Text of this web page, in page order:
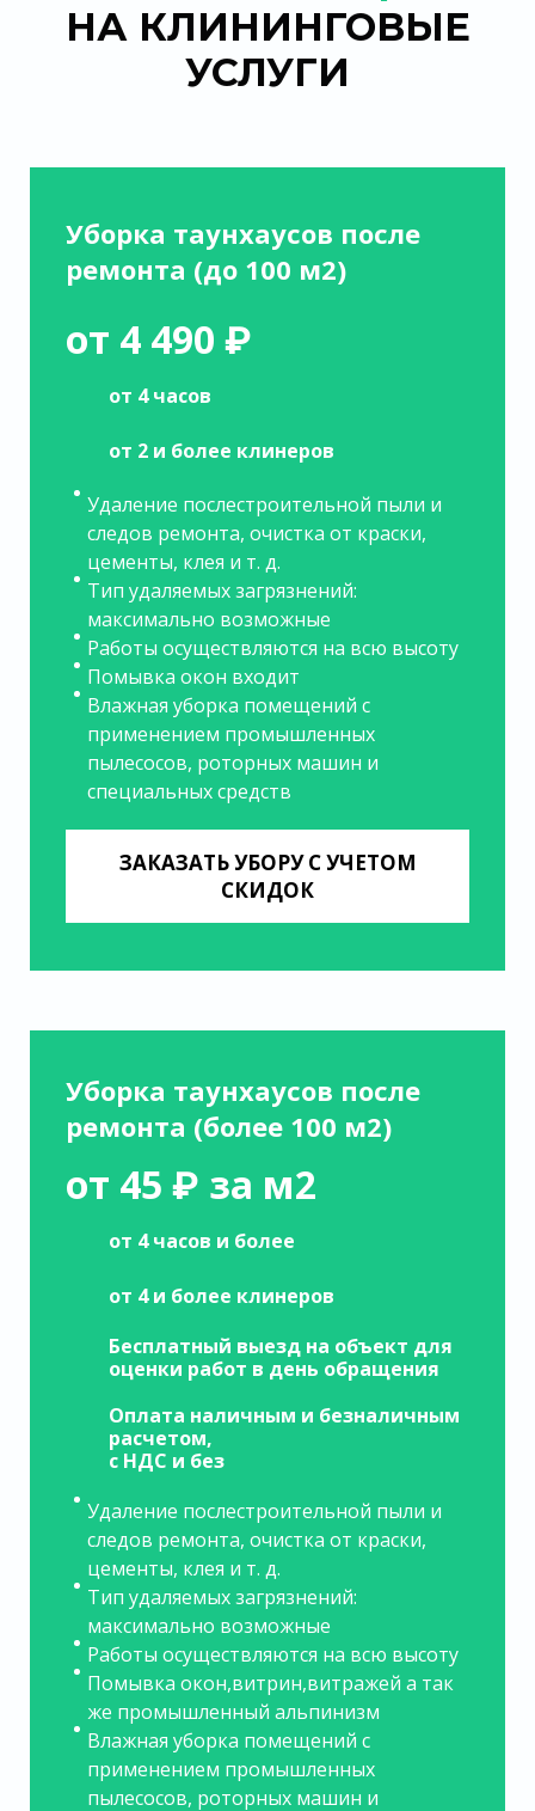
НА КЛИНИНГОВЫЕ
УСЛУГИ
Уборка таунхаусов после
ремонта (до 100 м2)
от 4 490 ₽
от 4 часов
от 2 и более клинеров
Удаление послестроительной пыли и
следов ремонта, очистка от краски,
цементы, клея и т. д.
Тип удаляемых загрязнений:
максимально возможные
Работы осуществляются на всю высоту
Помывка окон входит
Влажная уборка помещений с
применением промышленных
пылесосов, роторных машин и
специальных средств
ЗАКАЗАТЬ УБОРУ С УЧЕТОМ
СКИДОК
Уборка таунхаусов после
ремонта (более 100 м2)
от 45 ₽ за м2
от 4 часов и более
от 4 и более клинеров
Бесплатный выезд на объект для
оценки работ в день обращения
Оплата наличным и безналичным
расчетом,
с НДС и без
Удаление послестроительной пыли и
следов ремонта, очистка от краски,
цементы, клея и т. д.
Тип удаляемых загрязнений:
максимально возможные
Работы осуществляются на всю высоту
Помывка окон,витрин,витражей а так
же промышленный альпинизм
Влажная уборка помещений с
применением промышленных
пылесосов, роторных машин и